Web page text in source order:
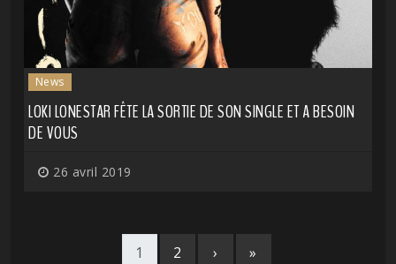
News
LOKI LONESTAR FÊTE LA SORTIE DE SON SINGLE ET A BESOIN
DE VOUS
26 avril 2019
1 2 › »